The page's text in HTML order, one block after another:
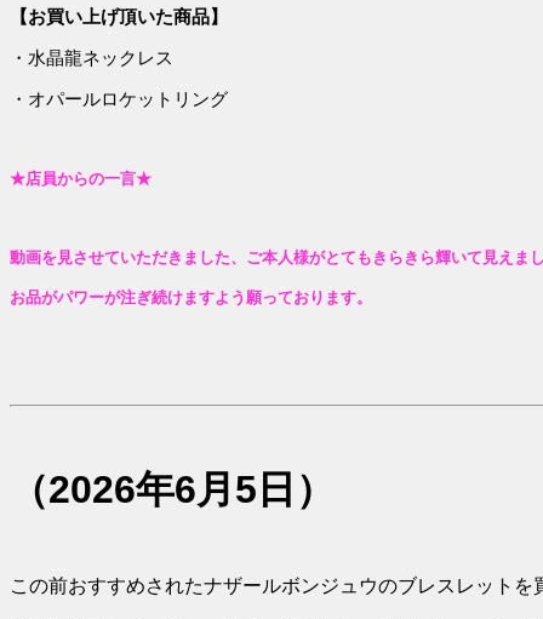
【お買い上げ頂いた商品】
・水晶龍ネックレス
・オパールロケットリング
★店員からの一言★
動画を見させていただきました、ご本人様がとてもきらきら輝いて見えま
お品がパワーが注ぎ続けますよう願っております。
（2026年6月5日）
この前おすすめされたナザールボンジュウのブレスレットを